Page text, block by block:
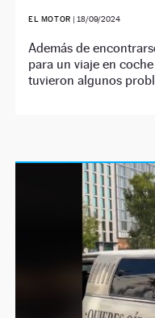
EL MOTOR | 18/09/2024
Además de
para un viaje en
tuvieron algunos